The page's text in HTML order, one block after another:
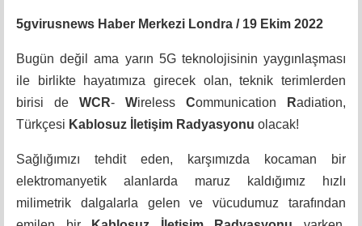
5gvirusnews Haber Merkezi Londra / 19 Ekim 2022
Bugün değil ama yarın 5G teknolojisinin yaygınlaşması
ile birlikte hayatımıza girecek olan, teknik terimlerden
birisi de WCR- Wireless Communication Radiation,
Türkçesi Kablosuz İletişim Radyasyonu olacak!
Sağlığımızı tehdit eden, karşımızda kocaman bir
elektromanyetik alanlarda maruz kaldığımız hızlı
milimetrik dalgalarla gelen ve vücudumuz tarafından